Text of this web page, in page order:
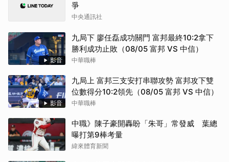
爭
中央通訊社
影音
九局下 廖任磊成功關門 富邦最終10:2拿下
勝利成功止敗（08/05 富邦 VS 中信）
中華職棒
影音
九局上 富邦三支安打串聯攻勢 富邦攻下雙
位數得分10:2領先（08/05 富邦 VS 中信）
中華職棒
中職》陳子豪開轟盼「朱哥」常發威 葉總
曝打第9棒考量
緯來體育新聞